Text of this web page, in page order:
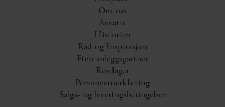
Om oss
Ansatte
Historien
Råd og Inspirasjon
Finn anleggsgartner
Restlager
Personvernerklæring
Salgs- og leveringsbetingelser